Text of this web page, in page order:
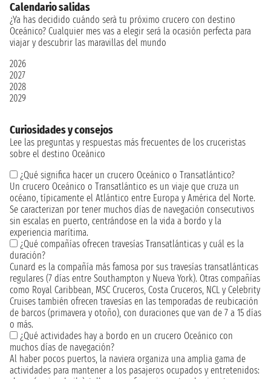
Calendario salidas
¿Ya has decidido cuándo serà tu próximo crucero con destino
Oceánico? Cualquier mes vas a elegir será la ocasión perfecta para
viajar y descubrir las maravillas del mundo
2026
2027
2028
2029
Curiosidades y consejos
Lee las preguntas y respuestas más frecuentes de los cruceristas
sobre el destino Oceánico
¿Qué significa hacer un crucero Oceánico o Transatlántico?
Un crucero Oceánico o Transatlántico es un viaje que cruza un
océano, típicamente el Atlántico entre Europa y América del Norte.
Se caracterizan por tener muchos días de navegación consecutivos
sin escalas en puerto, centrándose en la vida a bordo y la
experiencia marítima.
¿Qué compañías ofrecen travesías Transatlánticas y cuál es la
duración?
Cunard es la compañía más famosa por sus travesías transatlánticas
regulares (7 días entre Southampton y Nueva York). Otras compañías
como Royal Caribbean, MSC Cruceros, Costa Cruceros, NCL y Celebrity
Cruises también ofrecen travesías en las temporadas de reubicación
de barcos (primavera y otoño), con duraciones que van de 7 a 15 días
o más.
¿Qué actividades hay a bordo en un crucero Oceánico con
muchos días de navegación?
Al haber pocos puertos, la naviera organiza una amplia gama de
actividades para mantener a los pasajeros ocupados y entretenidos: